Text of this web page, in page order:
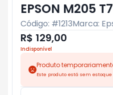
EPSON M205
Código: #1213Marca:
R$ 129,00
Indisponível
Produto
Este produto está sem